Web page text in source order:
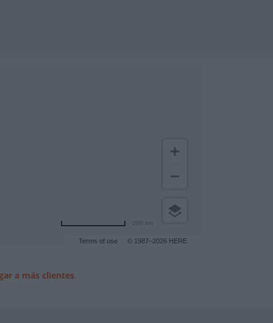
Terms of use © 1987–2026 HERE
200 km
a más clientes.